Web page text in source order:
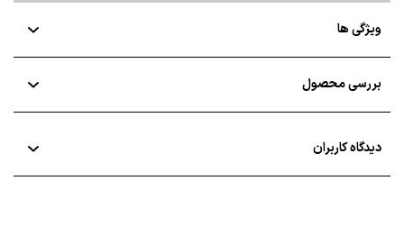
ویژگی ها
بررسی محصول
دیدگاه کاربران